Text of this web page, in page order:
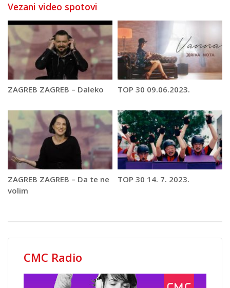
Vezani video spotovi
ZAGREB ZAGREB – Daleko TOP 30 09.06.2023.
ZAGREB ZAGREB – Da te ne
volim
TOP 30 14. 7. 2023.
CMC Radio